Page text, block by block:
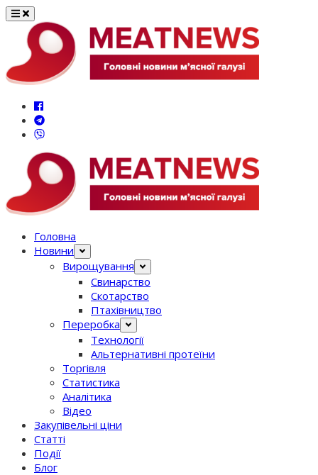
Перейти
вмісту
Головна
Новини
Вирощування
Свинарство
Скотарство
Птахівництво
Переробка
Технології
Альтернативні протеїни
Торгівля
Статистика
Аналітика
Відео
Закупівельні ціни
Статті
Події
Блог